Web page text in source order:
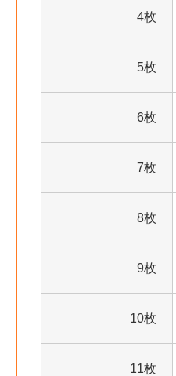
4枚
5枚
6枚
7枚
8枚
9枚
10枚
11枚